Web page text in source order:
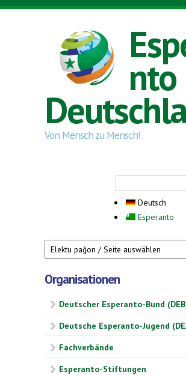
Direkt zum Inhalt
nto
Von Mensch zu Mensch!
Deutsch
Esperanto
Organisationen
Deutscher Esperanto-Bund
Deutsche Esperanto-Jugend
Fachverbände
Esperanto-Stiftungen